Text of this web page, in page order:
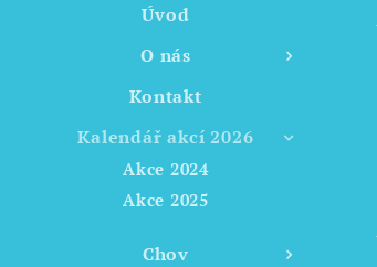
Úvod
O nás
Kontakt
Kalendář akcí 2026
Akce 2024
Akce 2025
Chov